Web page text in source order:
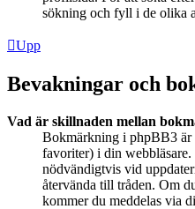
sökning och fyll i de olika
Upp
Bevakningar och
Vad är skillnaden mellan
Bokmärkning i phpBB3
favoriter) i din
nödvändigtvis vid
återvända till tråden. Om
kommer du meddelas via